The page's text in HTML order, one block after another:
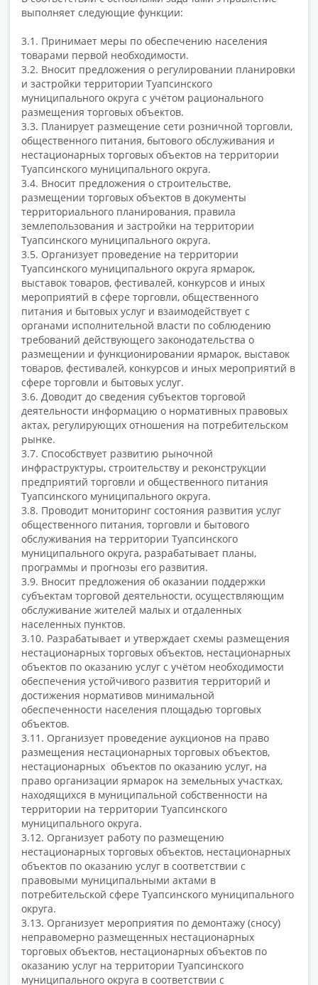
выполняет следующие функции:
3.1. Принимает меры по обеспечению населения
товарами первой необходимости.
3.2. Вносит предложения о регулировании планировки
и застройки территории Туапсинского
муниципального округа с учётом рационального
размещения торговых объектов.
3.3. Планирует размещение сети розничной торговли,
общественного питания, бытового обслуживания и
нестационарных торговых объектов на территории
Туапсинского муниципального округа.
3.4. Вносит предложения о строительстве,
размещении торговых объектов в документы
территориального планирования, правила
землепользования и застройки на территории
Туапсинского муниципального округа.
3.5. Организует проведение на территории
Туапсинского муниципального округа ярмарок,
выставок товаров, фестивалей, конкурсов и иных
мероприятий в сфере торговли, общественного
питания и бытовых услуг и взаимодействует с
органами исполнительной власти по соблюдению
требований действующего законодательства о
размещении и функционировании ярмарок, выставок
товаров, фестивалей, конкурсов и иных мероприятий в
сфере торговли и бытовых услуг.
3.6. Доводит до сведения субъектов торговой
деятельности информацию о нормативных правовых
актах, регулирующих отношения на потребительском
рынке.
3.7. Способствует развитию рыночной
инфраструктуры, строительству и реконструкции
предприятий торговли и общественного питания
Туапсинского муниципального округа.
3.8. Проводит мониторинг состояния развития услуг
общественного питания, торговли и бытового
обслуживания на территории Туапсинского
муниципального округа, разрабатывает планы,
программы и прогнозы его развития.
3.9. Вносит предложения об оказании поддержки
субъектам торговой деятельности, осуществляющим
обслуживание жителей малых и отдаленных
населенных пунктов.
3.10. Разрабатывает и утверждает схемы размещения
нестационарных торговых объектов, нестационарных
объектов по оказанию услуг с учётом необходимости
обеспечения устойчивого развития территорий и
достижения нормативов минимальной
обеспеченности населения площадью торговых
объектов.
3.11. Организует проведение аукционов на право
размещения нестационарных торговых объектов,
нестационарных объектов по оказанию услуг, на
право организации ярмарок на земельных участках,
находящихся в муниципальной собственности на
территории на территории Туапсинского
муниципального округа.
3.12. Организует работу по размещению
нестационарных торговых объектов, нестационарных
объектов по оказанию услуг в соответствии с
правовыми муниципальными актами в
потребительской сфере Туапсинского муниципального
округа.
3.13. Организует мероприятия по демонтажу (сносу)
неправомерно размещенных нестационарных
торговых объектов, нестационарных объектов по
оказанию услуг на территории Туапсинского
муниципального округа в соответствии с